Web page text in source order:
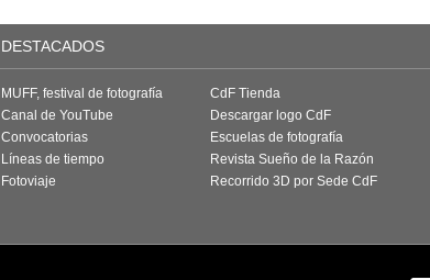
DESTACADOS
MUFF, festival de fotografía
Canal de YouTube
Convocatorias
Líneas de tiempo
Fotoviaje
CdF Tienda
Descargar logo CdF
Escuelas de fotografía
Revista Sueño de la Razón
Recorrido 3D por Sede CdF